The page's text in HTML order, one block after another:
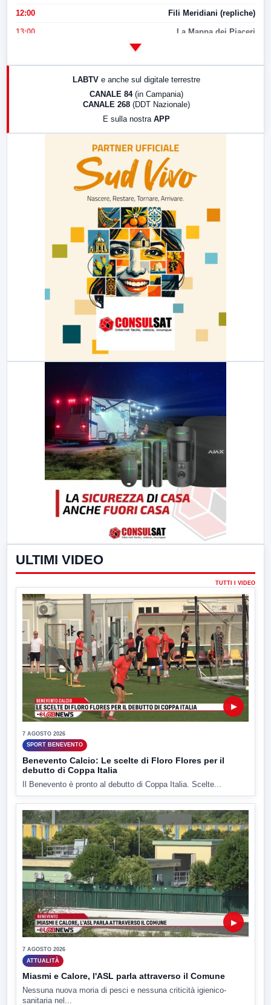
12:00 Fili Meridiani (repliche)
13:00 La Mappa dei Piaceri
LABTV e anche sul digitale terrestre
CANALE 84 (in Campania)
CANALE 268 (DDT Nazionale)
E sulla nostra APP
ULTIMI VIDEO
TUTTI I VIDEO
▶
7 AGOSTO 2026
SPORT BENEVENTO
Benevento Calcio: Le scelte di Floro Flores per il
debutto di Coppa Italia
Il Benevento è pronto al debutto di Coppa Italia. Scelte...
▶
7 AGOSTO 2026
ATTUALITÀ
Miasmi e Calore, l'ASL parla attraverso il Comune
Nessuna nuova moria di pesci e nessuna criticità igienico-
sanitaria nel...